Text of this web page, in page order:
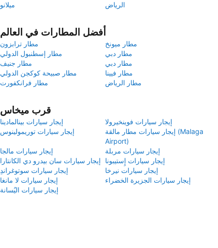
ميلانو
الرياض
أفضل المطارات في العالم
مطار ترابزون
مطار ميونخ
مطار إسطنبول الدولي
مطار دبي
مطار جنيف
مطار دبي
مطار صبيحة كوكجن الدولي
مطار فيينا
مطار فرانكفورت
مطار الرياض
قرب ميخاس
إيجار سيارات بينالمادينا
إيجار سيارات فوينخيرولا
إيجار سيارات توريمولينوس
إيجار سيارات مطار مالقة (Malaga
Airport)
إيجار سيارات مالجا
إيجار سيارات مربلة
إيجار سيارات سان بيدرو دي الكانتارا
إيجار سيارات إِستيبونا
إيجار سيارات سوتوغراندِ
إيجار سيارات نيرخا
إيجار سيارات لا مانغا
إيجار سيارات الجزيرة الخضراء
إيجار سيارات اليُسانة